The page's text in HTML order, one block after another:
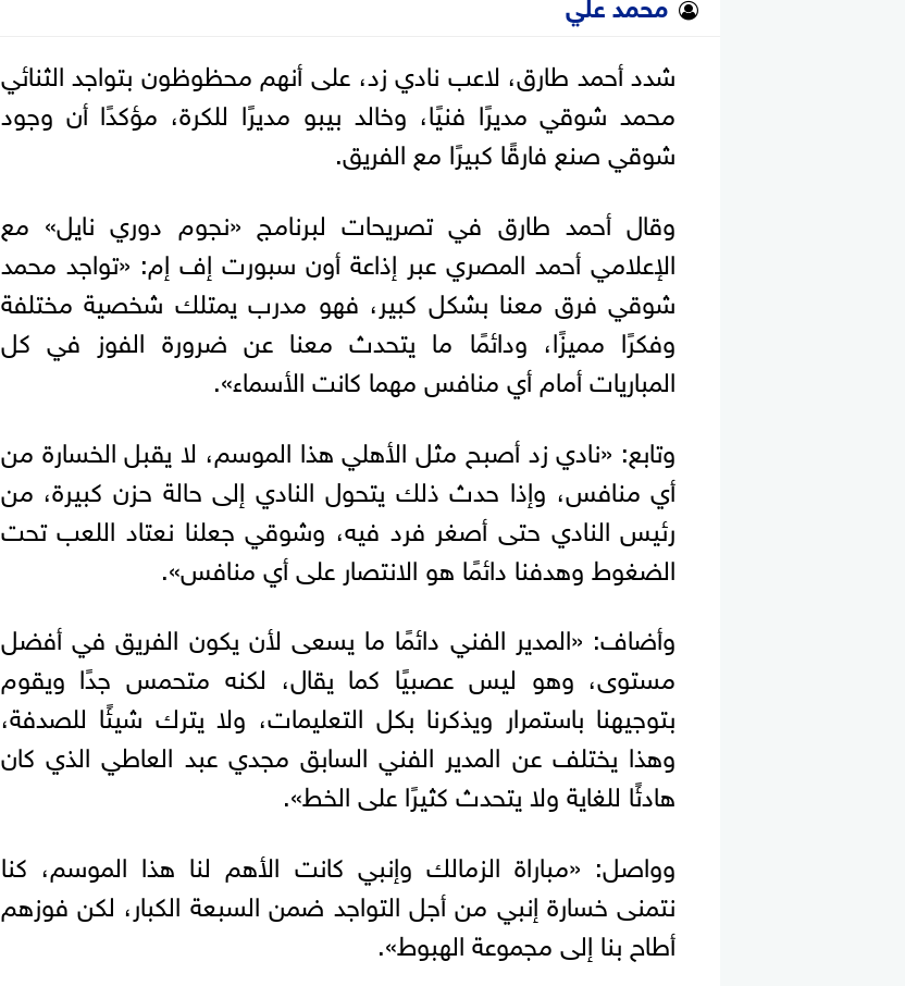
شدد أحمد طارق، لاعب نادي زد، على أنهم محظوظون بتواجد الثنائي
محمد شوقي مديرًا فنيًا، وخالد بيبو مديرًا للكرة، مؤكدًا أن وجود
شوقي صنع فارقًا كبيرًا مع الفريق.
وقال أحمد طارق في تصريحات لبرنامج «نجوم دوري نايل» مع
الإعلامي أحمد المصري عبر إذاعة أون سبورت إف إم: «تواجد محمد
شوقي فرق معنا بشكل كبير، فهو مدرب يمتلك شخصية مختلفة
وفكرًا مميزًا، ودائمًا ما يتحدث معنا عن ضرورة الفوز في كل
المباريات أمام أي منافس مهما كانت الأسماء».
وتابع: «نادي زد أصبح مثل الأهلي هذا الموسم، لا يقبل الخسارة من
أي منافس، وإذا حدث ذلك يتحول النادي إلى حالة حزن كبيرة، من
رئيس النادي حتى أصغر فرد فيه، وشوقي جعلنا نعتاد اللعب تحت
الضغوط وهدفنا دائمًا هو الانتصار على أي منافس».
وأضاف: «المدير الفني دائمًا ما يسعى لأن يكون الفريق في أفضل
مستوى، وهو ليس عصبيًا كما يقال، لكنه متحمس جدًا ويقوم
بتوجيهنا باستمرار ويذكرنا بكل التعليمات، ولا يترك شيئًا للصدفة،
وهذا يختلف عن المدير الفني السابق مجدي عبد العاطي الذي كان
هادئًا للغاية ولا يتحدث كثيرًا على الخط».
وواصل: «مباراة الزمالك وإنبي كانت الأهم لنا هذا الموسم، كنا
نتمنى خسارة إنبي من أجل التواجد ضمن السبعة الكبار، لكن فوزهم
أطاح بنا إلى مجموعة الهبوط».